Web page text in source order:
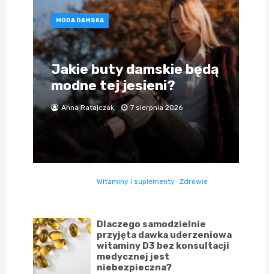
MODA DAMSKA
Jakie buty damskie będą
modne tej jesieni?
Anna Ratajczak 7 sierpnia 2026
Witaminy i suplementy Zdrowie
Dlaczego samodzielnie
przyjęta dawka uderzeniowa
witaminy D3 bez konsultacji
medycznej jest
niebezpieczna?